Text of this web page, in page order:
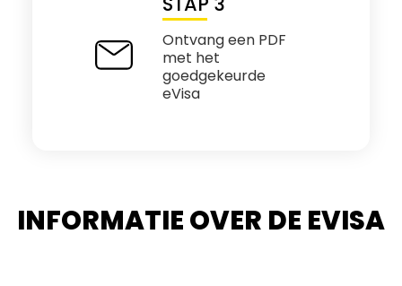
Ontvang een PDF
met het
goedgekeurde
eVisa
INFORMATIE OVER DE EVISA